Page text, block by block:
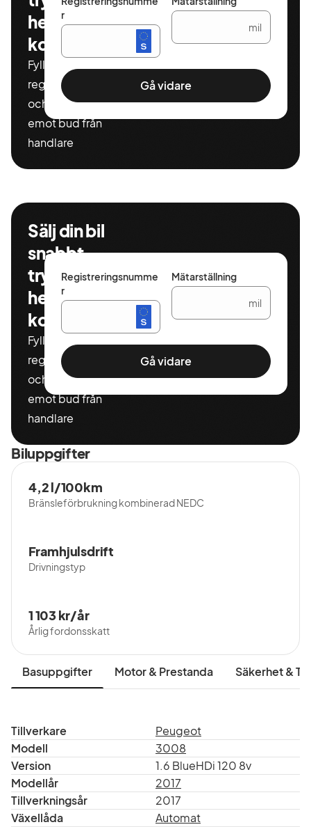
helt
kostnadsfritt
Fyll i ditt
registeringnummer
och miltal för att ta
emot bud från
handlare
r
mil
Gå vidare
Sälj din bil
snabbt,
tryggt och
helt
kostnadsfritt
Fyll i ditt
registeringnummer
och miltal för att ta
emot bud från
handlare
Registreringsnumme
r
Mätarställning
mil
Gå vidare
Biluppgifter
Bränsleförbrukning kombinerad NEDC
4,2 l/100km
Drivningstyp
Framhjulsdrift
Årlig fordonsskatt
1 103 kr/år
Basuppgifter Motor & Prestanda Säkerhet &
Tillverkare
Peugeot
Modell
3008
Version
1.6 BlueHDi 120 8v
Modellår
2017
Tillverkningsår
2017
Växellåda
Automat